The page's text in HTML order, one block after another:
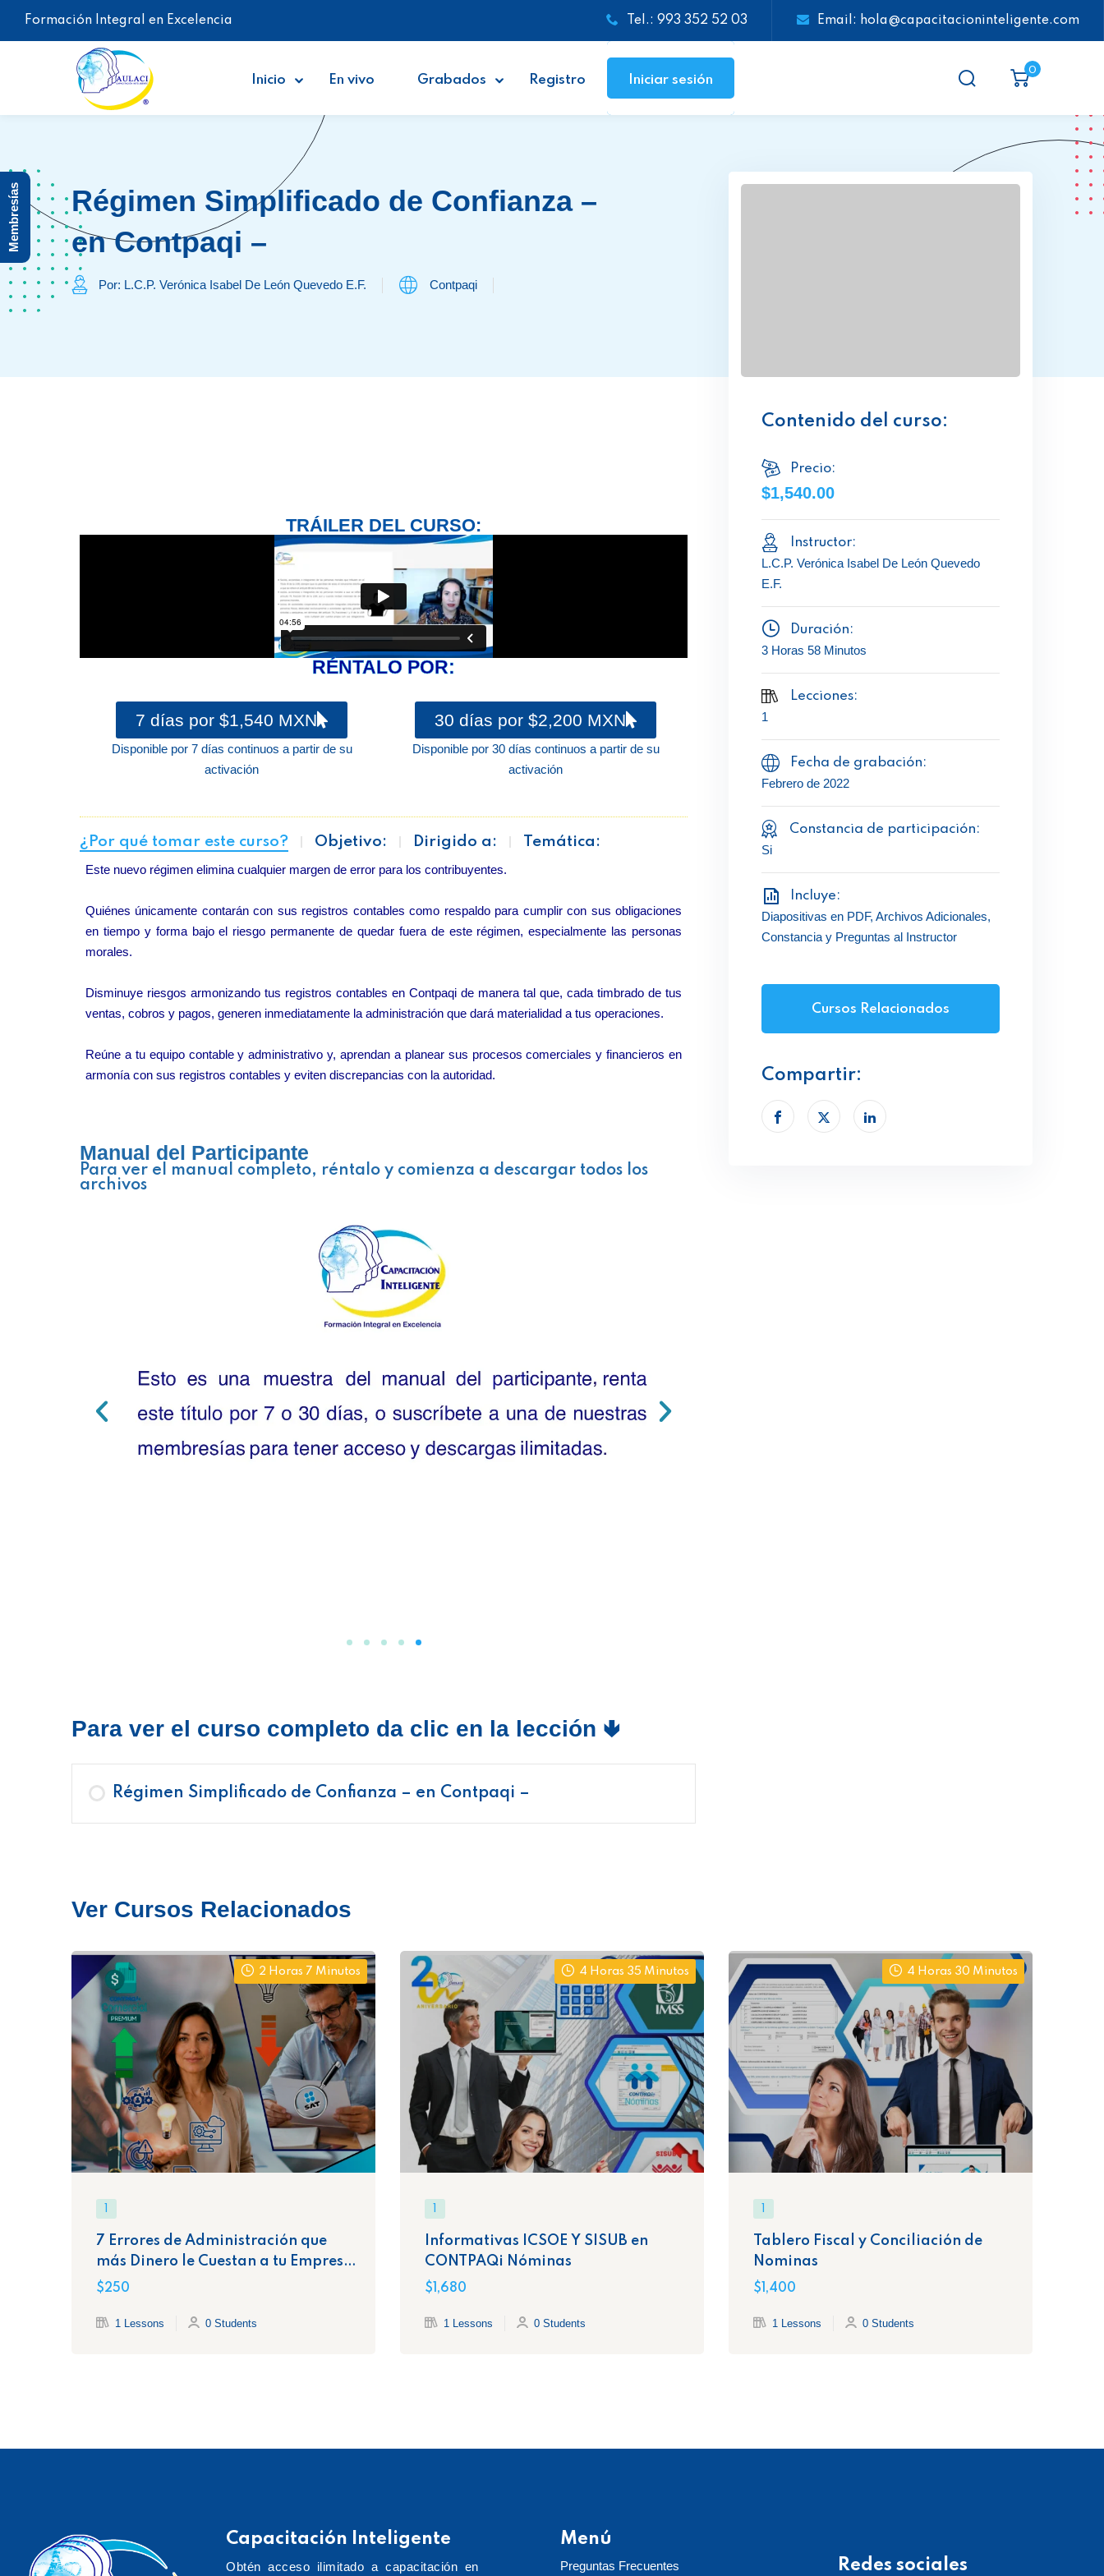
Formación Integral en Excelencia Tel.: 993 352 52 03 Email: hola@capacitacioninteligente.com
Inicio En vivo Grabados Registro Iniciar sesión
0
Régimen Simplificado de Confianza –
en Contpaqi –
Por: L.C.P. Verónica Isabel De León Quevedo E.F. Contpaqi
TRÁILER DEL CURSO:
RÉNTALO POR:
7 días por $1,540 MXN
Disponible por 7 días continuos a partir de su
activación
30 días por $2,200 MXN
Disponible por 30 días continuos a partir de su
activación
¿Por qué tomar este curso? Objetivo: Dirigido a: Temática:
Este nuevo régimen elimina cualquier margen de error para los contribuyentes.
Quiénes únicamente contarán con sus registros contables como respaldo para cumplir con sus obligaciones
en tiempo y forma bajo el riesgo permanente de quedar fuera de este régimen, especialmente las personas
morales.
Disminuye riesgos armonizando tus registros contables en Contpaqi de manera tal que, cada timbrado de tus
ventas, cobros y pagos, generen inmediatamente la administración que dará materialidad a tus operaciones.
Reúne a tu equipo contable y administrativo y, aprendan a planear sus procesos comerciales y financieros en
armonía con sus registros contables y eviten discrepancias con la autoridad.
Manual del Participante
Para ver el manual completo, réntalo y comienza a descargar todos los
archivos
Para ver el curso completo da clic en la lección 🢃
Régimen Simplificado de Confianza – en Contpaqi –
Contenido del curso:
Precio:
$1,540.00
Instructor:
L.C.P. Verónica Isabel De León Quevedo
E.F.
Duración:
3 Horas 58 Minutos
Lecciones:
1
Fecha de grabación:
Febrero de 2022
Constancia de participación:
Si
Incluye:
Diapositivas en PDF, Archivos Adicionales,
Constancia y Preguntas al Instructor
Cursos Relacionados
Compartir:
Ver Cursos Relacionados
2 Horas 7 Minutos
7 Errores de Administración que
más Dinero le Cuestan a tu Empresa
y la Exponen Ante el SAT
$250
1 Lessons 0 Students
4 Horas 35 Minutos
Informativas ICSOE Y SISUB en
CONTPAQi Nóminas
$1,680
1 Lessons 0 Students
4 Horas 30 Minutos
Tablero Fiscal y Conciliación de
Nominas
$1,400
1 Lessons 0 Students
Capacitación Inteligente
Obtén acceso ilimitado a capacitación en
Menú
Preguntas Frecuentes Redes sociales
Membresías